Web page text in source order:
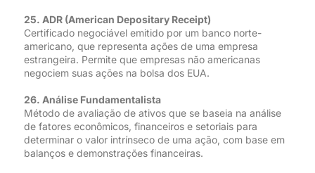
25. ADR (American Depositary Receipt)
Certificado negociável emitido por um banco norte-
americano, que representa ações de uma empresa
estrangeira. Permite que empresas não americanas
negociem suas ações na bolsa dos EUA.
26. Análise Fundamentalista
Método de avaliação de ativos que se baseia na análise
de fatores econômicos, financeiros e setoriais para
determinar o valor intrínseco de uma ação, com base em
balanços e demonstrações financeiras.